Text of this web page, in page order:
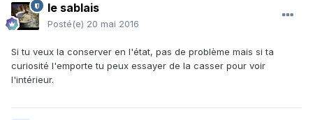
le sablais
Posté(e) 20 mai 2016
Si tu veux la conserver en l'état, pas de problème mais si ta
curiosité l'emporte tu peux essayer de la casser pour voir
l'intérieur.